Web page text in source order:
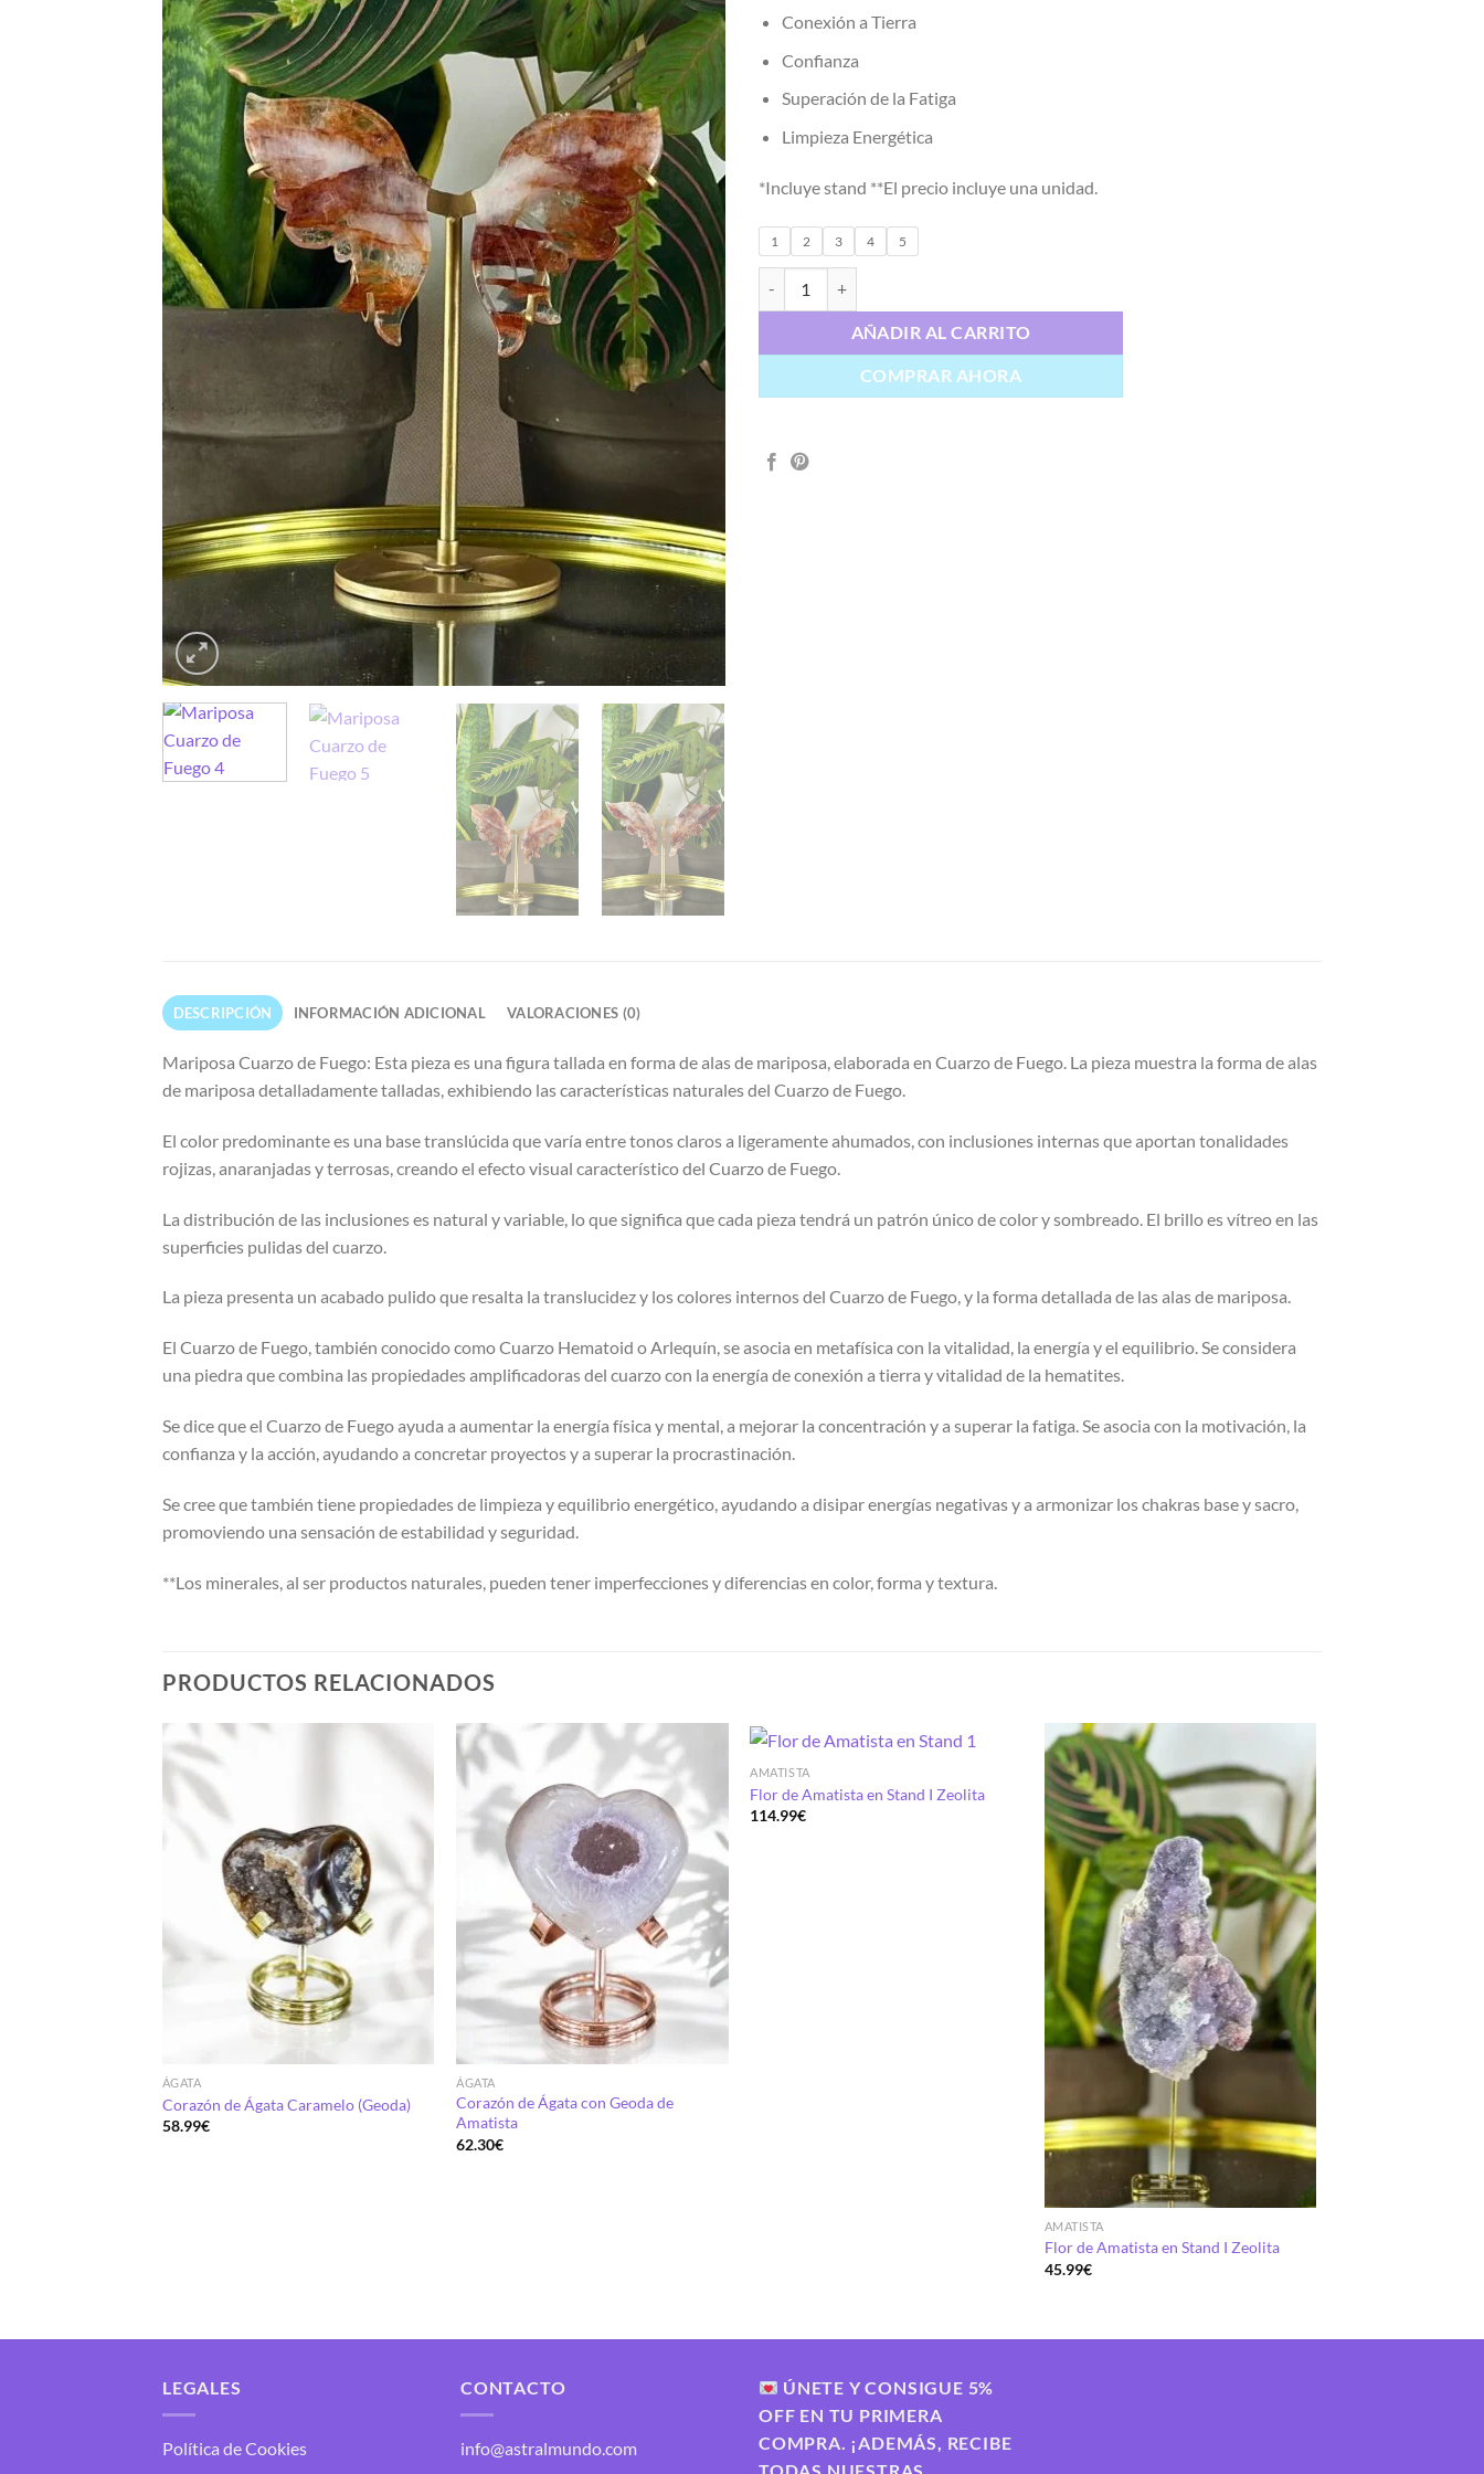
Conexión a Tierra
Confianza
Superación de la Fatiga
Limpieza Energética
*Incluye stand **El precio incluye una unidad.
1 2 3 4 5
AÑADIR AL CARRITO
COMPRAR AHORA
DESCRIPCIÓN INFORMACIÓN ADICIONAL VALORACIONES (0)
Mariposa Cuarzo de Fuego: Esta pieza es una figura tallada en forma de alas de mariposa, elaborada en Cuarzo de Fuego. La pieza muestra la forma de alas
de mariposa detalladamente talladas, exhibiendo las características naturales del Cuarzo de Fuego.
El color predominante es una base translúcida que varía entre tonos claros a ligeramente ahumados, con inclusiones internas que aportan tonalidades
rojizas, anaranjadas y terrosas, creando el efecto visual característico del Cuarzo de Fuego.
La distribución de las inclusiones es natural y variable, lo que significa que cada pieza tendrá un patrón único de color y sombreado. El brillo es vítreo en las
superficies pulidas del cuarzo.
La pieza presenta un acabado pulido que resalta la translucidez y los colores internos del Cuarzo de Fuego, y la forma detallada de las alas de mariposa.
El Cuarzo de Fuego, también conocido como Cuarzo Hematoid o Arlequín, se asocia en metafísica con la vitalidad, la energía y el equilibrio. Se considera
una piedra que combina las propiedades amplificadoras del cuarzo con la energía de conexión a tierra y vitalidad de la hematites.
Se dice que el Cuarzo de Fuego ayuda a aumentar la energía física y mental, a mejorar la concentración y a superar la fatiga. Se asocia con la motivación, la
confianza y la acción, ayudando a concretar proyectos y a superar la procrastinación.
Se cree que también tiene propiedades de limpieza y equilibrio energético, ayudando a disipar energías negativas y a armonizar los chakras base y sacro,
promoviendo una sensación de estabilidad y seguridad.
**Los minerales, al ser productos naturales, pueden tener imperfecciones y diferencias en color, forma y textura.
PRODUCTOS RELACIONADOS
ÁGATA
Corazón de Ágata Caramelo (Geoda)
58.99€
lista de
deseos
ÁGATA
Corazón de Ágata con Geoda de
Amatista
62.30€
a la
AMATISTA
Flor de Amatista en Stand I Zeolita
114.99€
Añadir
a la
deseos
AMATISTA
Flor de Amatista en Stand I Zeolita
45.99€
LEGALES
Política de Cookies
CONTACTO
info@astralmundo.com
ÚNETE Y CONSIGUE 5%
OFF EN TU PRIMERA
COMPRA. ¡ADEMÁS, RECIBE